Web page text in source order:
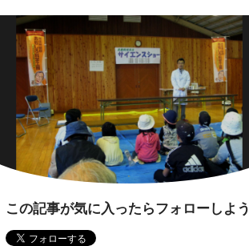
この記事が気に入ったらフォローしよう